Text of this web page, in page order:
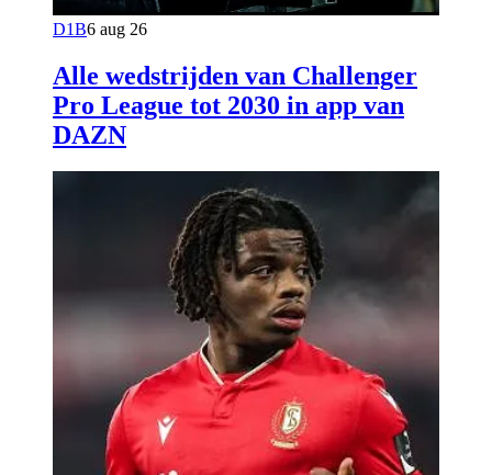
D1B6 aug 26
Alle wedstrijden van Challenger
Pro League tot 2030 in app van
DAZN